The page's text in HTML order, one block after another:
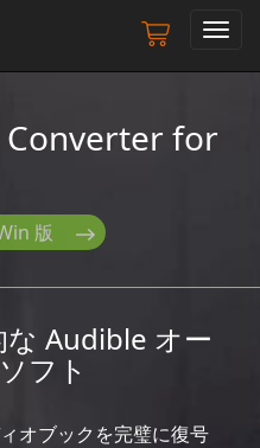
ナ
シ
替
for
版
な Audible オー
フト
オブックを完璧に復号